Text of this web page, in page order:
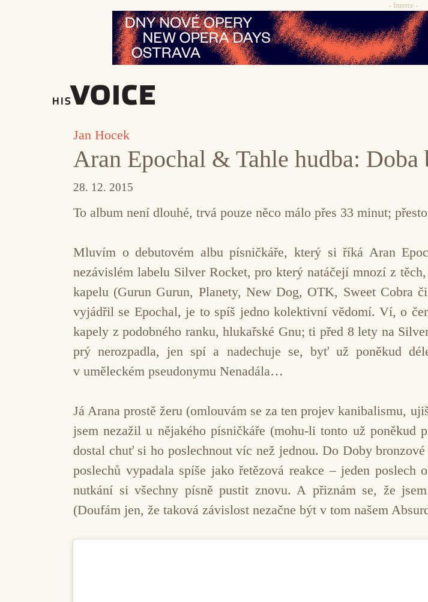
- Inzerce -
Jan Hocek
Aran Epochal & Tahle hudba: Doba
28. 12. 2015
To album není dlouhé, trvá pouze něco málo přes 33 minut;
Mluvím o debutovém albu písničkáře, který si říká Aran
nezávislém labelu Silver Rocket, pro který natáčejí mnozí z
kapelu (Gurun Gurun, Planety, New Dog, OTK, Sweet Cobra
vyjádřil se Epochal, je to spíš jedno kolektivní vědomí. Ví, o
kapely z podobného ranku, hlukařské Gnu; ti před 8 lety na
prý nerozpadla, jen spí a nadechuje se, byť už poněkud
v uměleckém pseudonymu Nenadála…
Já Arana prostě žeru (omlouvám se za ten projev kanibalismu,
jsem nezažil u nějakého písničkáře (mohu-li tonto už poněkud
dostal chuť si ho poslechnout víc než jednou. Do Doby
poslechů vypadala spíše jako řetězová reakce – jeden
nutkání si všechny písně pustit znovu. A přiznám se, že
(Doufám jen, že taková závislost nezačne být v tom našem